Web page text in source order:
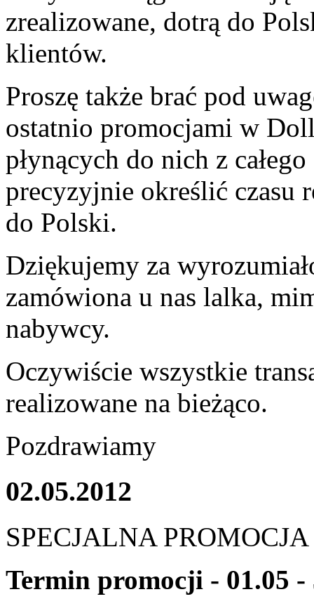
zrealizowane, dotrą do
klientów.
Proszę także brać pod
ostatnio promocjami w
płynących do nich z
precyzyjnie określić czasu
do Polski.
Dziękujemy za
zamówiona u nas lalka,
nabywcy.
Oczywiście wszystkie
realizowane na bieżąco.
Pozdrawiamy
02.05.2012
SPECJALNA
Termin promocji - 01.05 -